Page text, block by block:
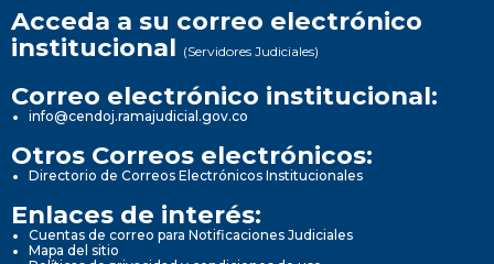
Acceda a su correo electrónico
institucional (Servidores Judiciales)
Correo electrónico institucional:
info@cendoj.ramajudicial.gov.co
Otros Correos electrónicos:
Directorio de Correos Electrónicos Institucionales
Enlaces de interés:
Cuentas de correo para Notificaciones Judiciales
Mapa del sitio